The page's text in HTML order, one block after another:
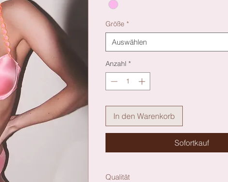
Größe *
Auswählen
Anzahl *
In den Warenkorb
Sofortkauf
Qualität